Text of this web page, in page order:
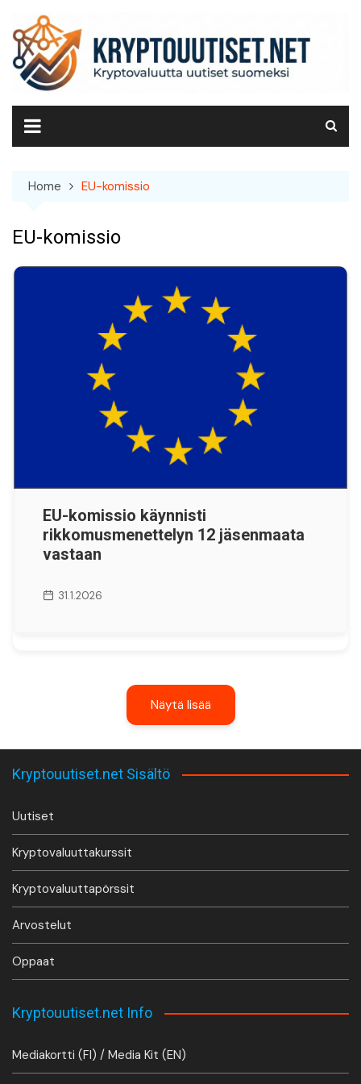
content
Home EU-komissio
EU-komissio
EU-komissio käynnisti
rikkomusmenettelyn 12 jäsenmaata
vastaan
31.1.2026
Näytä lisää
Kryptouutiset.net Sisältö
Uutiset
Kryptovaluuttakurssit
Kryptovaluuttapörssit
Arvostelut
Oppaat
Kryptouutiset.net Info
Mediakortti (FI) / Media Kit (EN)